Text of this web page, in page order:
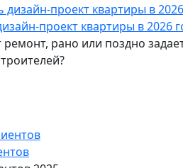
проект квартиры в
рано или поздно